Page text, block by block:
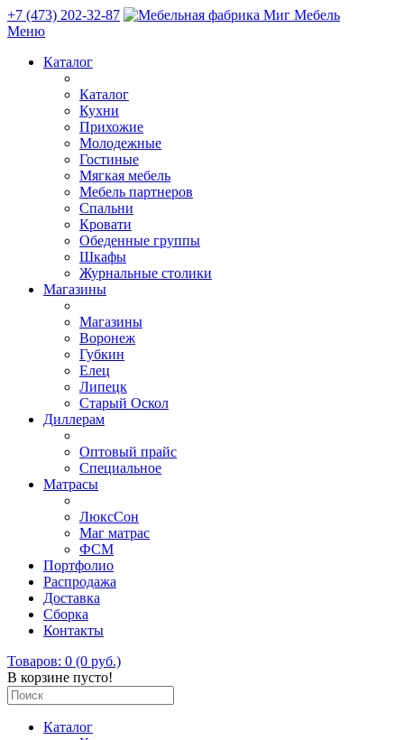
+7 (473) 202-32-87
Меню
Каталог
Каталог
Кухни
Прихожие
Молодежные
Гостиные
Мягкая мебель
Мебель партнеров
Спальни
Кровати
Обеденные группы
Шкафы
Журнальные столики
Магазины
Магазины
Воронеж
Губкин
Елец
Липецк
Старый Оскол
Диллерам
Оптовый прайс
Специальное
Матрасы
ЛюксСон
Маг матрас
ФСМ
Портфолио
Распродажа
Доставка
Сборка
Контакты
Товаров: 0 (0 руб.)
В корзине пусто!
Каталог